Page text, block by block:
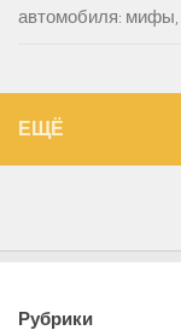
автомобиля: мифы,
ЕЩЁ
Рубрики